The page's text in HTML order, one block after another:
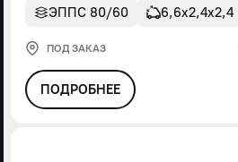
ЭППС 80/60
6,6х2,4х2,4
ПОД ЗАКАЗ
ПОДРОБНЕЕ